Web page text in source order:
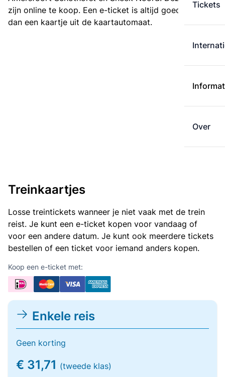
Tickets
Over
zijn online te koop. Een e-ticket is altijd goedkoper
dan een kaartje uit de kaartautomaat.
Treinkaartjes
Losse treintickets wanneer je niet vaak met de trein
reist. Je kunt een e-ticket kopen voor vandaag of
voor een andere datum. Je kunt ook meerdere tickets
bestellen of een ticket voor iemand anders kopen.
Koop een e-ticket met:
Enkele reis
Geen korting
€ 31,71 (tweede klas)